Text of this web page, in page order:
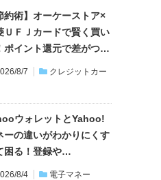
約術】オーケーストア×
ＵＦＪカードで賢く買い
ポイント還元で差がつ…
8/7
クレジットカー
ウォレットとYahoo!
ーの違いがわかりにくす
困る！登録や…
8/4 電子マネー